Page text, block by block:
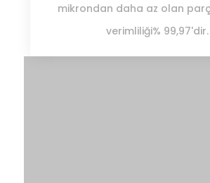
mikrondan daha az olan
verimliliği% 99,97'dir.